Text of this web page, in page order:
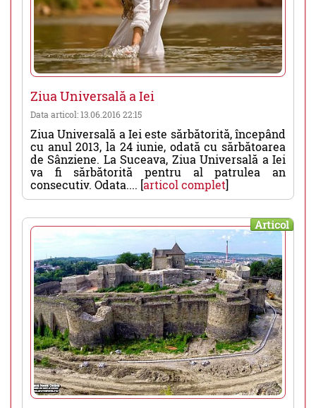
Ziua Universală a Iei
Data articol: 13.06.2016 22:15
Ziua Universală a Iei este sărbătorită, începând
cu anul 2013, la 24 iunie, odată cu sărbătoarea
de Sânziene. La Suceava, Ziua Universală a Iei
va fi sărbătorită pentru al patrulea an
consecutiv. Odata.... [articol complet]
Articol